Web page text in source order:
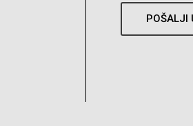
POŠALJI